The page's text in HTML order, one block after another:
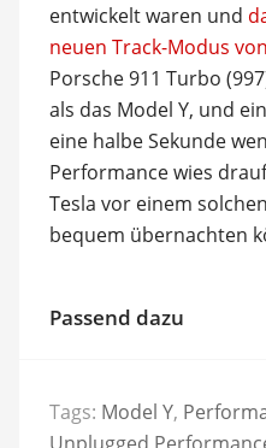
entwickelt waren und
neuen Track-Modus
Porsche 911 Turbo
als das Model Y, und
eine halbe Sekunde
Performance wies
Tesla vor einem
bequem übernachten
Passend dazu
Tags: Model Y,